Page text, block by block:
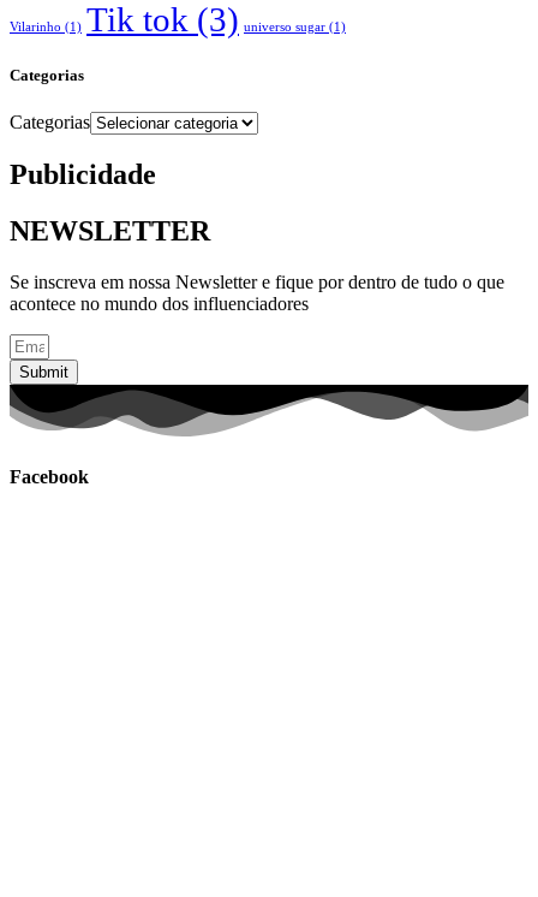
Vilarinho (1) Tik tok (3) universo sugar (1)
Categorias
Categorias
Publicidade
NEWSLETTER
Se inscreva em nossa Newsletter e fique por dentro de tudo o que
acontece no mundo dos influenciadores
Submit
Facebook